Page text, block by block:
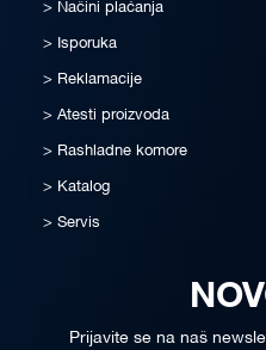
Načini plaćanja
Isporuka
Reklamacije
Atesti proizvoda
Rashladne komore
Katalog
Servis
Prijavite se na naš